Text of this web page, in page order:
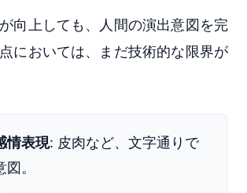
向上しても、人間の演出意図を完
においては、まだ技術的な限界が
情表現: 皮肉など、文字通りで
。